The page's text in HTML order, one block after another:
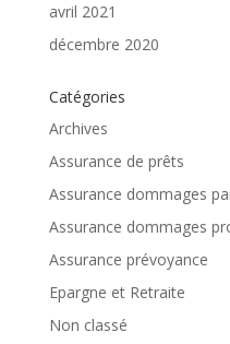
avril 2021
décembre 2020
Catégories
Archives
Assurance de prêts
Assurance dommages
Assurance dommages
Assurance prévoyance
Epargne et Retraite
Non classé